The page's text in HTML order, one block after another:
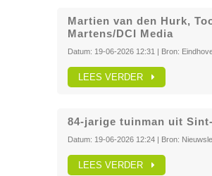
Martien van den Hurk,
Martens/DCI Media
Datum: 19-06-2026 12:31 | Bron:
LEES VERDER
84-jarige tuinman uit
Datum: 19-06-2026 12:24| Bron:
LEES VERDER